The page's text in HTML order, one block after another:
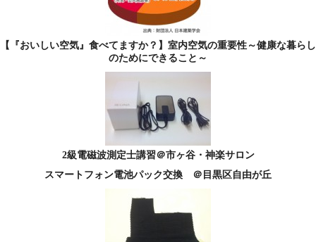
【『おいしい空気』食べてますか？】室内空気の重要性～健康な暮らし
のためにできること～
2級電磁波測定士講習＠市ヶ谷・神楽サロン
スマートフォン電池パック交換 ＠目黒区自由が丘